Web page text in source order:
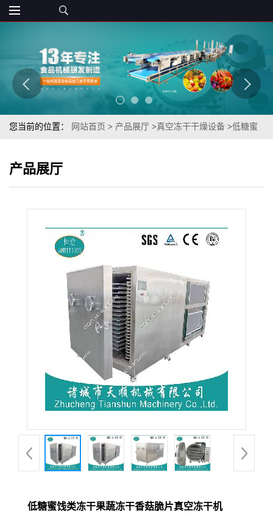
您当前的位置： 网站首页 > 产品展厅 >真空冻干干燥设备 >低糖蜜
产品展厅
低糖蜜饯类冻干果蔬冻干香菇脆片真空冻干机